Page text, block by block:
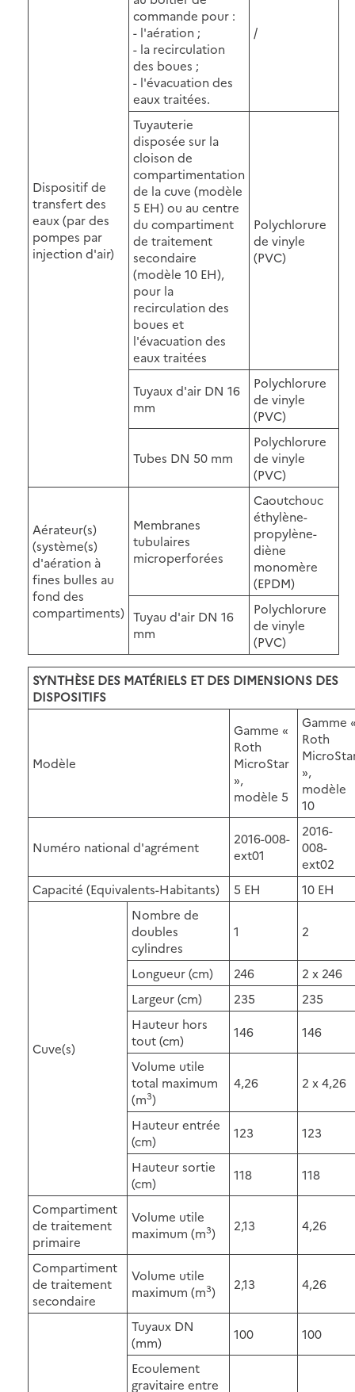
Dispositif de
transfert des
eaux (par des
pompes par
injection d'air)
commande pour :
- l'aération ;
- la recirculation
des boues ;
- l'évacuation des
eaux traitées.
/
Tuyauterie
disposée sur la
cloison de
compartimentation
de la cuve (modèle
5 EH) ou au centre
du compartiment
de traitement
secondaire
(modèle 10 EH),
pour la
recirculation des
boues et
l'évacuation des
eaux traitées
Polychlorure
de vinyle
(PVC)
Tuyaux d'air DN 16
mm
Polychlorure
de vinyle
(PVC)
Tubes DN 50 mm
Polychlorure
de vinyle
(PVC)
Aérateur(s)
(système(s)
d'aération à
fines bulles au
fond des
compartiments)
Membranes
tubulaires
microperforées
Caoutchouc
éthylène-
propylène-
diène
monomère
(EPDM)
Tuyau d'air DN 16
mm
Polychlorure
de vinyle
(PVC)
SYNTHÈSE DES MATÉRIELS ET DES DIMENSIONS DES
DISPOSITIFS
Modèle
Gamme «
Roth
MicroStar
»,
modèle 5
Gamme
Roth
»,
modèle
10
Numéro national d'agrément
2016-008-
ext01
2016-
008-
ext02
Capacité (Equivalents-Habitants)
5 EH 10 EH
Cuve(s)
Nombre de
doubles
cylindres
1 2
Longueur (cm) 246
2 x 246
Largeur (cm)
235
235
Hauteur hors
tout (cm)
146 146
Volume utile
total maximum
(m3)
4,26 2 x 4,26
Hauteur entrée
(cm)
123 123
Hauteur sortie
(cm)
118 118
Compartiment
de traitement
primaire
Volume utile
maximum (m3) 2,13 4,26
Compartiment
de traitement
secondaire
Volume utile
maximum (m3) 2,13 4,26
Tuyaux DN
(mm)
100 100
Ecoulement
gravitaire entre